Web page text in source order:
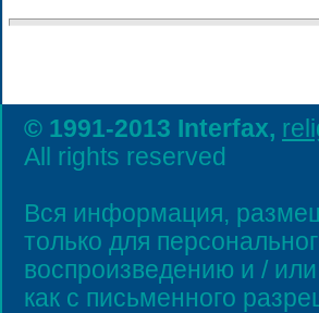
© 1991-2013 Interfax,
All rights reserved
Вся информация,
только для
воспроизведению и /
как с письменного